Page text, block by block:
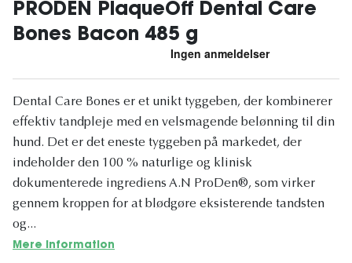
PRODEN PlaqueOff Dental Care
Bones Bacon 485 g
Dental Care Bones er et unikt tyggeben, der kombinerer
effektiv tandpleje med en velsmagende belønning til din
hund. Det er det eneste tyggeben på markedet, der
indeholder den 100 % naturlige og klinisk
dokumenterede ingrediens A.N ProDen®, som virker
gennem kroppen for at blødgøre eksisterende tandsten
og...
Mere information